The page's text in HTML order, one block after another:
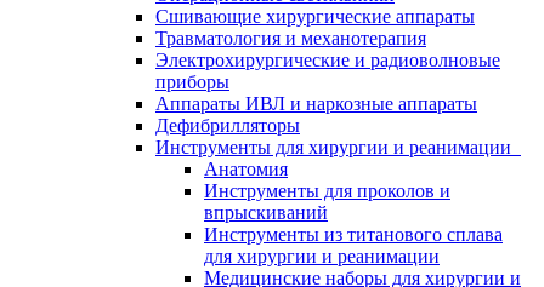
Сшивающие хирургические аппараты
Травматология и механотерапия
Электрохирургические и радиоволновые
приборы
Аппараты ИВЛ и наркозные аппараты
Дефибрилляторы
Инструменты для хирургии и реанимации
Анатомия
Инструменты для проколов и
впрыскиваний
Инструменты из титанового сплава
для хирургии и реанимации
Медицинские наборы для хирургии и